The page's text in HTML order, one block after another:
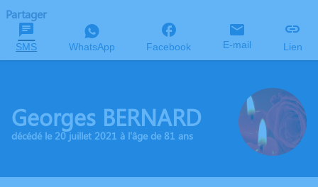
Partager
SMS WhatsApp Facebook E-mail Lien
Georges BERNARD
décédé le 20 juillet 2021 à l'âge de 81 ans